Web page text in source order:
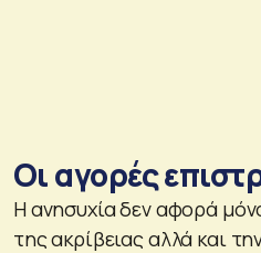
Οι αγορές
Η ανησυχία δεν αφορά
της ακρίβειας αλλά και